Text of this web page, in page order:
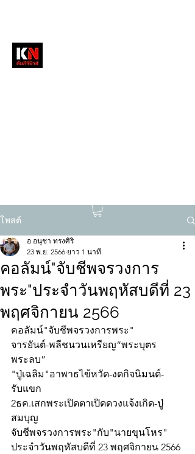
โพสต์
คอลัมน์"จับชีพจรวงการ
พระ"ประจำวันพฤหัสบดีที่ 23
พฤศจิกายน 2566
อ.อนุชา ทรงศิริ
23 พ.ย. 2566 ยาว 1 นาที
คอลัมน์"จับชีพจรวงการพระ"
จารยันต์-พลีชนวนเหรียญ“พระบุตร
พระลบ”
"ปู่เฉลิม"อาพาธไข้หวัด-งดกิจนิมนต์-
รับแขก
2ธค.เสกพระเปิดตาเปิดดวงแจ้งเกิด-ปู่
สมบุญ
จับชีพจรวงการพระ"กับ"นายขุนโหร"
ประจำวันพฤหัสบดีที่ 23 พฤศจิกายน 2566